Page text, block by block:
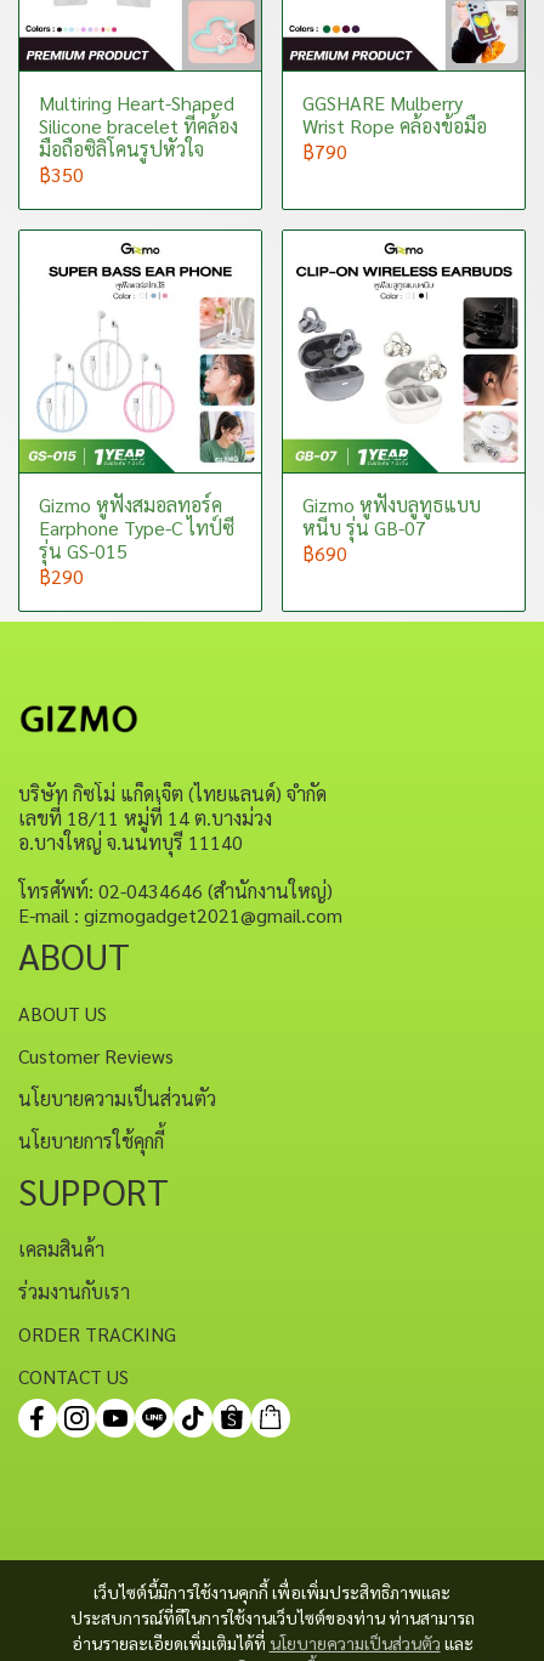
Multiring Heart-Shaped
Silicone bracelet ที่คล้อง
มือถือซิลิโคนรูปหัวใจ
฿350
GGSHARE Mulberry
Wrist Rope คล้องข้อมือ
฿790
Gizmo หูฟังสมอลทอร์ค
Earphone Type-C ไทป์ซี
รุ่น GS-015
฿290
Gizmo หูฟังบลูทูธแบบ
หนีบ รุ่น GB-07
฿690
เว็บไซต์นี้มีการใช้งานคุกกี้ เพื่อเพิ่มประสิทธิภาพและ
ประสบการณ์ที่ดีในการใช้งานเว็บไซต์ของท่าน ท่านสามารถ
อ่านรายละเอียดเพิ่มเติมได้ที่ นโยบายความเป็นส่วนตัว และ
บริษัท กิซโม่ แก็ดเจ็ต (ไทยแลนด์) จำกัด
เลขที่ 18/11 หมู่ที่ 14 ต.บางม่วง
อ.บางใหญ่ จ.นนทบุรี 11140
โทรศัพท์: 02-0434646 (สำนักงานใหญ่)
E-mail : gizmogadget2021@gmail.com
ABOUT
ABOUT US
Customer Reviews
นโยบายความเป็นส่วนตัว
นโยบายการใช้คุกกี้
SUPPORT
เคลมสินค้า
ร่วมงานกับเรา
ORDER TRACKING
CONTACT US